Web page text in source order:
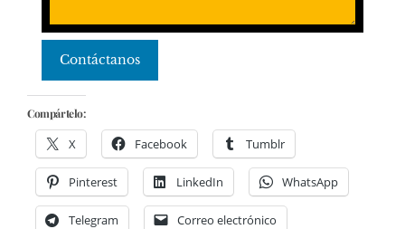
Contáctanos
Compártelo:
X Facebook Tumblr
Pinterest LinkedIn WhatsApp
Telegram Correo electrónico